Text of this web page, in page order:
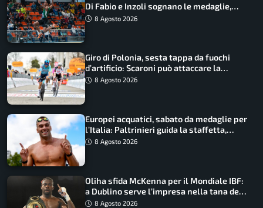
Di Fabio e Inzoli sognano le medaglie,
Castellani e Succo in finale
8 Agosto 2026
Giro di Polonia, sesta tappa da fuochi
d’artificio: Scaroni può attaccare la
maglia di Lemmen
8 Agosto 2026
Europei acquatici, sabato da medaglie per
l’Italia: Paltrinieri guida la staffetta,
Barnabà sogna l’oro dalle grandi altezze
8 Agosto 2026
Oliha sfida McKenna per il Mondiale IBF:
a Dublino serve l’impresa nella tana del
lupo8 Agosto 2026